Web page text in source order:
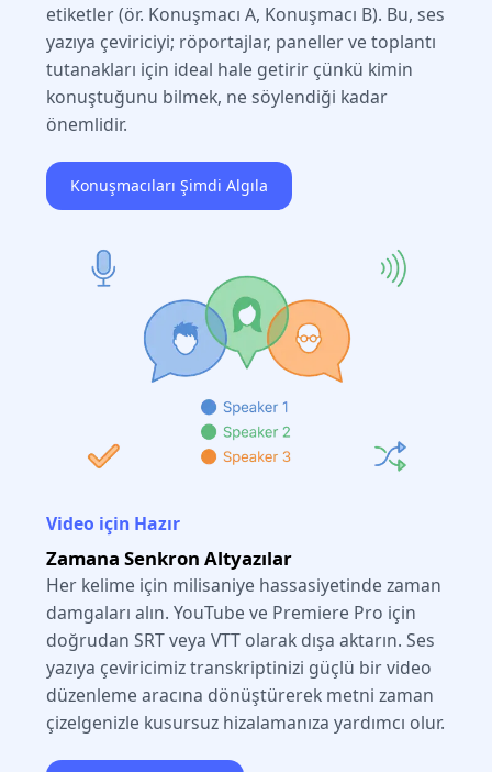
etiketler (ör. Konuşmacı A, Konuşmacı B). Bu, ses
yazıya çeviriciyi; röportajlar, paneller ve toplantı
tutanakları için ideal hale getirir çünkü kimin
konuştuğunu bilmek, ne söylendiği kadar
önemlidir.
Konuşmacıları Şimdi Algıla
Video için Hazır
Zamana Senkron Altyazılar
Her kelime için milisaniye hassasiyetinde zaman
damgaları alın. YouTube ve Premiere Pro için
doğrudan SRT veya VTT olarak dışa aktarın. Ses
yazıya çeviricimiz transkriptinizi güçlü bir video
düzenleme aracına dönüştürerek metni zaman
çizelgenizle kusursuz hizalamanıza yardımcı olur.